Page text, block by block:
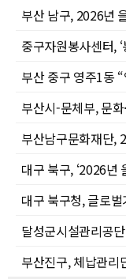
부산 남구, 2026년
부산시-문체부, 문
대구 북구, ‘2026년